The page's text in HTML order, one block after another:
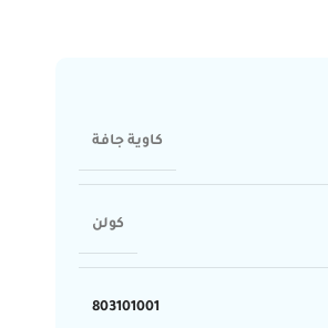
كاوية جافة
كولن
803101001